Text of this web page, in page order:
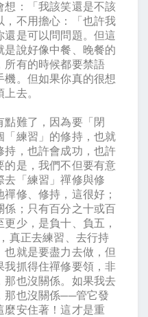
想：「我該笑還是不該
，不用擔心：「也許我
還是可以問問題。但這
是說好像中餐、晚餐的
所有的時候都要禁語
機。但如果你真的很想
去。
點難了，因為要「閉
「練習」的修持，也就
持，也許會成功，也許
的是，我們不但要有意
去「練習」禪修與修
修、修持，這很好；
係；只有百分之十或百
少，是負十、負五，
真正去練習、去行持
就是要盡力去做，但
我抓得住禪修要領，非
那也沒關係。如果我去
那也沒關係──管它發
麼安住著！這才是重